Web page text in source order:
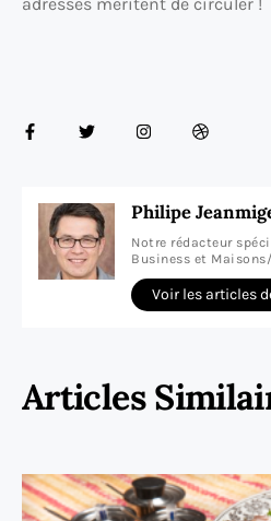
Philipe
Notre rédacteur
Business et
Voir les articles
Articles